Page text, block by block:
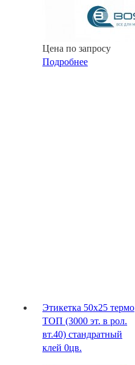
Цена по запросу
Подробнее
Этикетка 50х25 термо
ТОП (3000 эт. в рол.
вт.40) стандратный
клей 0цв.